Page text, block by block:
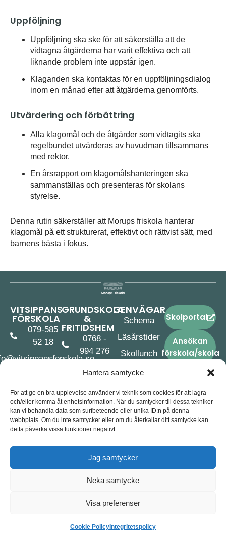
Hantera samtycke
För att ge en bra upplevelse använder vi teknik som cookies för att lagra
och/eller komma åt enhetsinformation. När du samtycker till dessa tekniker
kan vi behandla data som surfbeteende eller unika ID:n på denna
webbplats. Om du inte samtycker eller om du återkallar ditt samtycke kan
detta påverka vissa funktioner negativt.
Jag samtycker
Neka samtycke
Visa preferenser
Cookie Policy Integritetspolicy
Uppföljning
Uppföljning ska ske för att säkerställa att de
vidtagna åtgärderna har varit effektiva och att
liknande problem inte uppstår igen.
Klaganden ska kontaktas för en uppföljningsdialog
inom en månad efter att åtgärderna genomförts.
Utvärdering och förbättring
Alla klagomål och de åtgärder som vidtagits ska
regelbundet utvärderas av huvudman tillsammans
med rektor.
En årsrapport om klagomålshanteringen ska
sammanställas och presenteras för skolans
styrelse.
Denna rutin säkerställer att Morups friskola hanterar
klagomål på ett strukturerat, effektivt och rättvist sätt, med
barnens bästa i fokus.
VITSIPPANS
FÖRSKOLA
079-585
52 18
311 90
Morup
GRUNDSKOLA
&
FRITIDSHEM
0768 -
994 276
skolan@morupsfriskola.se
13
311 90
Morup
GENVÄGAR
Schema
Läsårstider
Skollunch
Skolskjuts
dokument
Skolportal
Ansökan
förskola/skola
© 2026 Morups Friskola
Producerad av: André med Vänner, webbyrå Varberg
Cookiepolicy (EU)Integritetspolicy